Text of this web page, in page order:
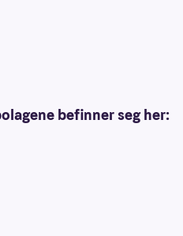
befinner seg her: